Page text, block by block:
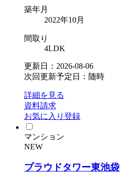
築年月
2022年10月
間取り
4LDK
更新日：2026-08-06
次回更新予定日：随時
詳細を見る
資料請求
お気に入り登録
マンション
NEW
プラウドタワー東池袋